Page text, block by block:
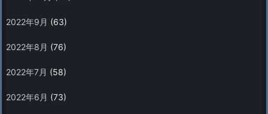
2022年9月 (63)
2022年8月 (76)
2022年7月 (58)
2022年6月 (73)